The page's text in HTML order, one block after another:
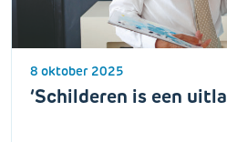
8 oktober 2025
‘Schilderen is een